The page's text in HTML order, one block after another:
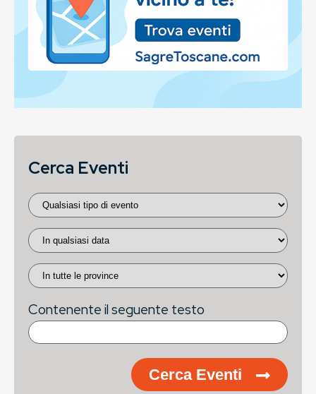
Cerca Eventi
Contenente il seguente testo
Cerca Eventi